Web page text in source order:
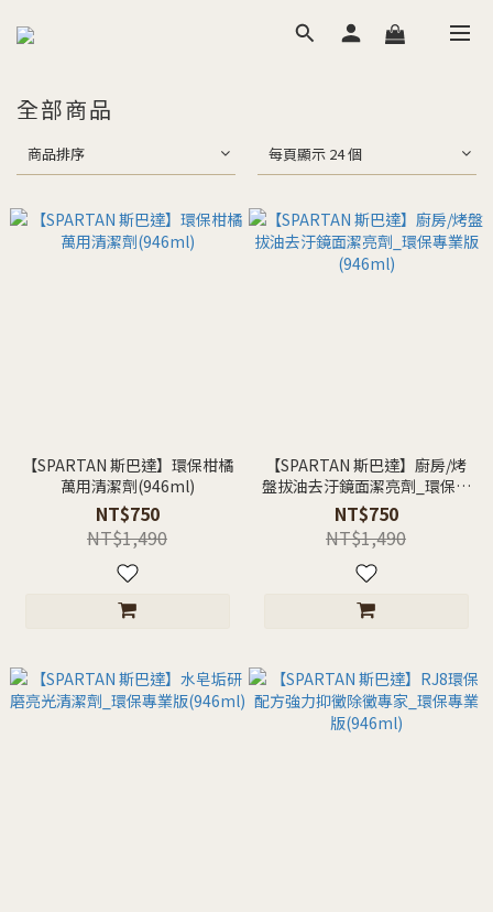
全部商品
商品排序 每頁顯示 24 個
【SPARTAN 斯巴達】環保柑橘
萬用清潔劑(946ml)
NT$750
NT$1,490
【SPARTAN 斯巴達】廚房/烤
盤拔油去汙鏡面潔亮劑_環保專
業版(946ml)
NT$750
NT$1,490